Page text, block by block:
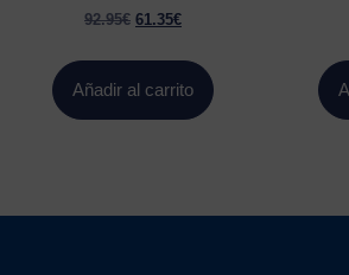
92.95€ 61.35€
Añadir al carrito